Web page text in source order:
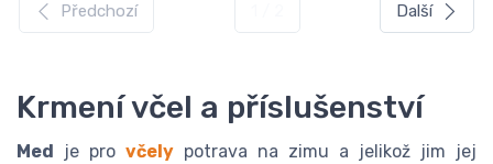
Předchozí Další
Krmení včel a příslušenství
Med je pro včely potrava na zimu a jelikož jim jej